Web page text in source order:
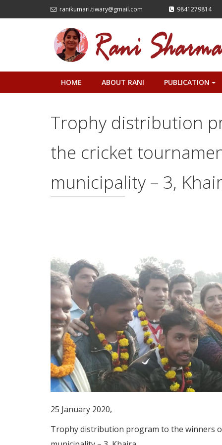
ranikumari.tiwary@gmail.com 9841279814
HOME ABOUT RANI PUBLICATION
Trophy distribution
the cricket
municipality – 3,
25 January 2020,
Trophy distribution program to the winners